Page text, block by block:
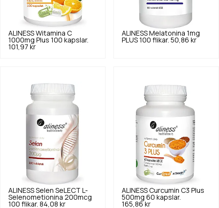
ALINESS Witamina C
1000mg Plus 100 kapslar.
101,97 kr
ALINESS Melatonina 1mg
PLUS 100 flikar. 50,86 kr
ALINESS Selen SeLECT L-
Selenometionina 200mcg
100 flikar. 84,08 kr
ALINESS Curcumin C3 Plus
500mg 60 kapslar.
165,86 kr